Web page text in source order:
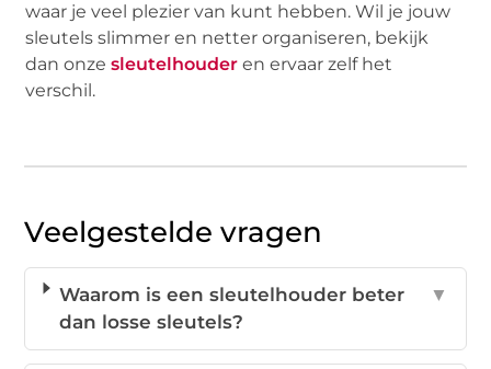
waar je veel plezier van kunt hebben. Wil je jouw
sleutels slimmer en netter organiseren, bekijk
dan onzesleutelhouderen ervaar zelf het
verschil.
Veelgestelde vragen
Waarom is een sleutelhouder beter
dan losse sleutels?
▼